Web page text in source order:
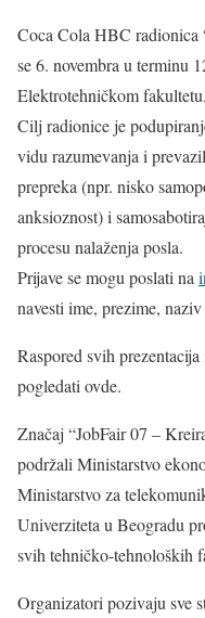
Coca Cola HBC radionica
se 6. novembra u terminu
Elektrotehničkom fakultetu.
Cilj radionice je
vidu razumevanja i
prepreka (npr. nisko
anksioznost) i
procesu nalaženja posla.
Prijave se mogu poslati na
navesti ime, prezime,
Raspored svih
pogledati ovde.
Značaj “JobFair 07 –
podržali Ministarstvo
Ministarstvo za
Univerziteta u Beogradu
svih tehničko-tehnoloških
Organizatori pozivaju sve